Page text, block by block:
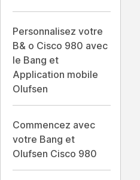
Personnalisez votre
B& o Cisco 980 avec
le Bang et
Application mobile
Olufsen
Commencez avec
votre Bang et
Olufsen Cisco 980